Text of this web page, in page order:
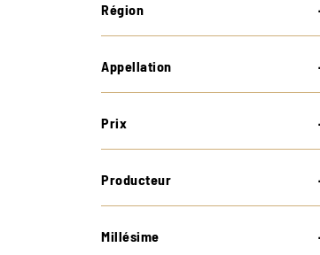
Région
Appellation
Prix
Producteur
Millésime